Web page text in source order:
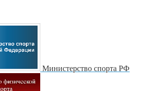
Министерство спорта РФ